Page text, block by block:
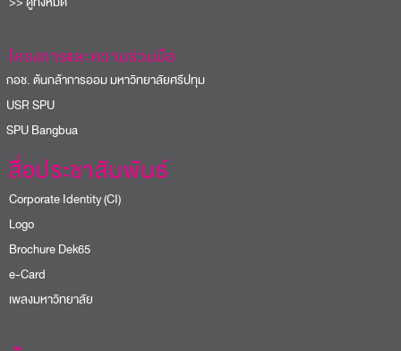
โครงการและความร่วมมือ
ช. ต้นกล้าการออม มหาวิทยาลัยศรีปทุม
SPU
Bangbua
สื่อประชาสัมพันธ์
Corporate Identity (CI)
Logo
Brochure Dek65
e-Card
เพลงมหาวิทยาลัย